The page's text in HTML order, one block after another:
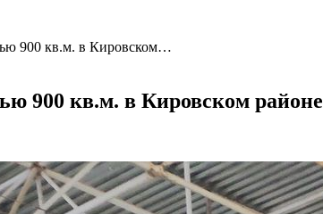
900 кв.м. в Кировском…
900 кв.м. в Кировском районе